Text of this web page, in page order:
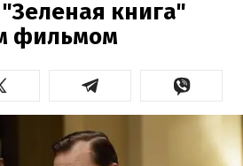
книга"
фильмом